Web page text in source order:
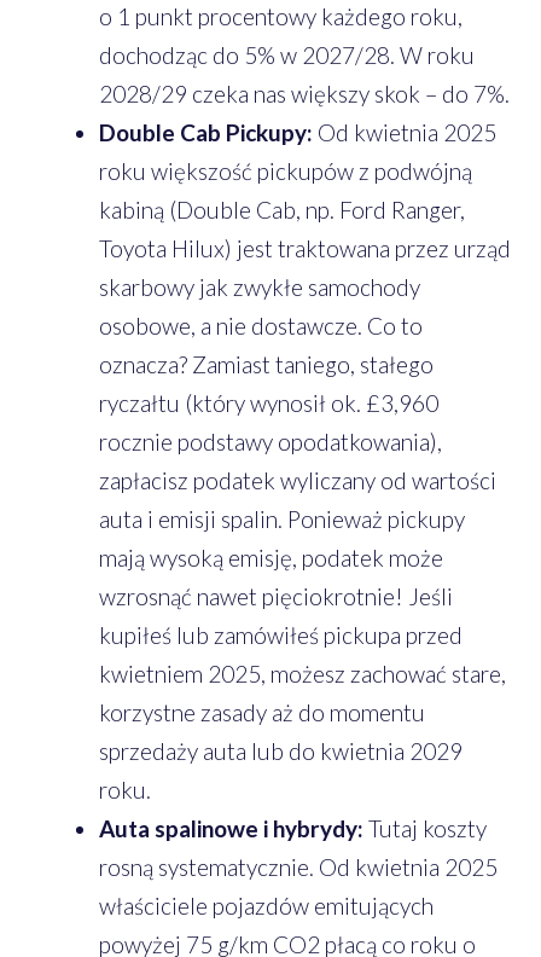
o 1 punkt procentowy każdego roku,
dochodząc do 5% w 2027/28. W roku
2028/29 czeka nas większy skok – do 7%.
Double Cab Pickupy: Od kwietnia 2025
roku większość pickupów z podwójną
kabiną (Double Cab, np. Ford Ranger,
Toyota Hilux) jest traktowana przez urząd
skarbowy jak zwykłe samochody
osobowe, a nie dostawcze. Co to
oznacza? Zamiast taniego, stałego
ryczałtu (który wynosił ok. £3,960
rocznie podstawy opodatkowania),
zapłacisz podatek wyliczany od wartości
auta i emisji spalin. Ponieważ pickupy
mają wysoką emisję, podatek może
wzrosnąć nawet pięciokrotnie! Jeśli
kupiłeś lub zamówiłeś pickupa przed
kwietniem 2025, możesz zachować stare,
korzystne zasady aż do momentu
sprzedaży auta lub do kwietnia 2029
roku.
Auta spalinowe i hybrydy: Tutaj koszty
rosną systematycznie. Od kwietnia 2025
właściciele pojazdów emitujących
powyżej 75 g/km CO2 płacą co roku o